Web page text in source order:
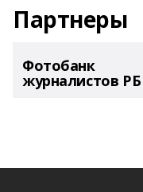
Партнеры
Фотобанк
журналистов РБ